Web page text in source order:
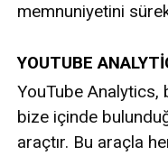
memnuniyetini
YOUTUBE
YouTube
bize içinde
araçtır. Bu araçla